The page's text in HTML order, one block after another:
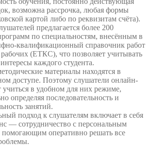
возможна рассрочка, любая формы
картой либо по реквизитам счёта).
предлагается более 200
по специальностям, внесённым в
квалификационный справочник работ
(ЕТКС), что позволяет учитывать
каждого студента.
материалы находятся в
доступе. Поэтому слушатели онлайн-
учиться в удобном для них режиме,
определяя последовательность и
занятий.
подход к слушателям включает в себя
— сотрудничество с персональным
оперативно решать все